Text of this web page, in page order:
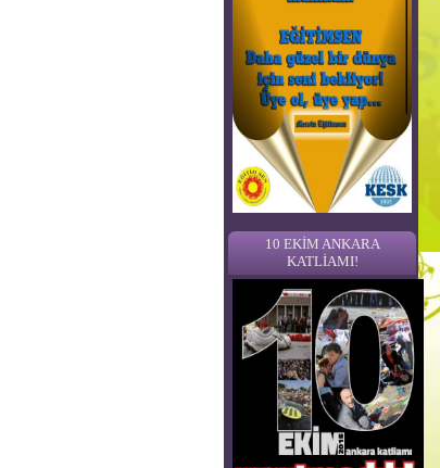
10 EKİM ANKARA
KATLİAMI!